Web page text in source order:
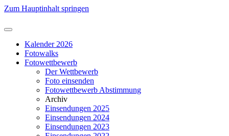
Zum Hauptinhalt springen
Kalender 2026
Fotowalks
Fotowettbewerb
Der Wettbewerb
Foto einsenden
Fotowettbewerb Abstimmung
Archiv
Einsendungen 2025
Einsendungen 2024
Einsendungen 2023